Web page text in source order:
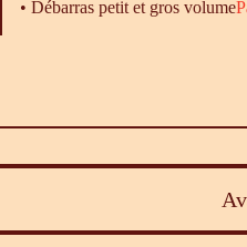
• Débarras petit et gros volume